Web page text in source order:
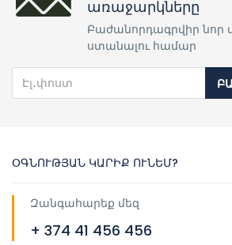
առաջարկները
Բաժանորդագրվիր նոր
ստանալու համար
ՕԳՆՈՒԹՅԱՆ ԿԱՐԻՔ ՈՒՆԵՄ?
Զանգահարեք մեզ
+ 374 41 456 456